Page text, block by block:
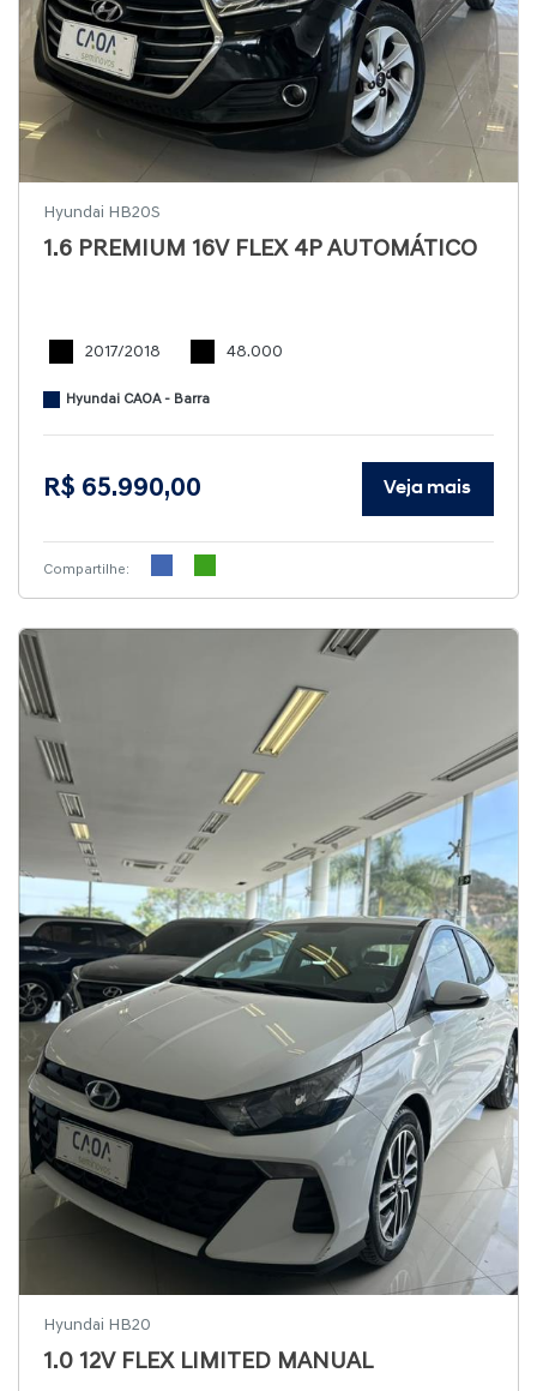
Hyundai HB20S
1.6 PREMIUM 16V FLEX 4P AUTOMÁTICO
2017/2018 48.000
Hyundai CAOA - Barra
R$ 65.990,00 Veja mais
Compartilhe:
Hyundai HB20
1.0 12V FLEX LIMITED MANUAL